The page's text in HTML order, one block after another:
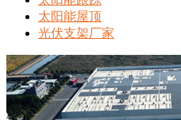
太阳能屋顶
光伏支架厂家